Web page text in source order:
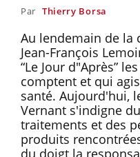
Par Thierry Borsa
Au lendemain de la
Jean-François
“Le Jour d"Après”
comptent et qui
santé. Aujourd'hui,
Vernant s'indigne
traitements et des
produits
du doigt la